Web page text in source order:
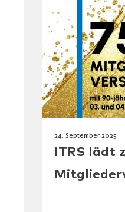
24. September 2025
ITRS lädt